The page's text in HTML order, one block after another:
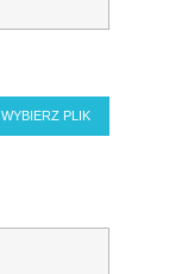
WYBIERZ PLIK